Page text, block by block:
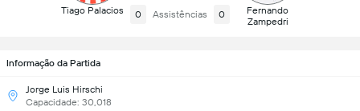
Tiago Palacios 0 Assistências 0
Fernando
Zampedri
Informação da Partida
Jorge Luis Hirschi
Capacidade: 30,018